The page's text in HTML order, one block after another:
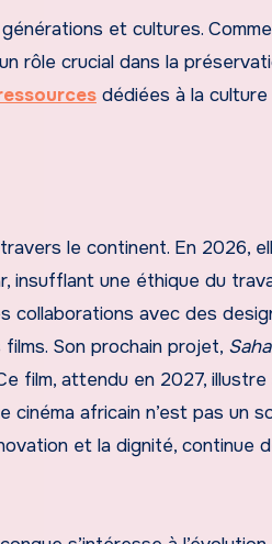
et cultures.
rôle crucial dans la
dédiées à la culture
le continent. En 2026,
insufflant une éthique du
collaborations avec des
Son prochain projet,
film, attendu en 2027, illustre
cinéma africain n’est pas un
et la dignité, continue